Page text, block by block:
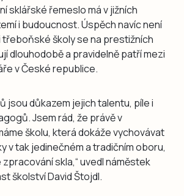
sklářské řemeslo má v jižních
i budoucnost. Úspěch navíc není
školy se na prestižních
dlouhodobě a pravidelně patří mezi
v České republice.
jsou důkazem jejich talentu, píle i
Jsem rád, že právě v
školu, která dokáže vychovávat
v tak jedinečném a tradičním oboru,
skla,“ uvedl náměstek
školství David Štojdl.